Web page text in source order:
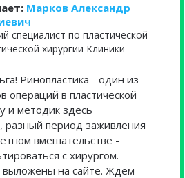
Марков Александр
специалист по пластической
хирургии Клиники
Ринопластика - один из
операций в пластической
и методик здесь
разный период заживления
вмешательстве -
с хирургом.
на сайте. Ждем